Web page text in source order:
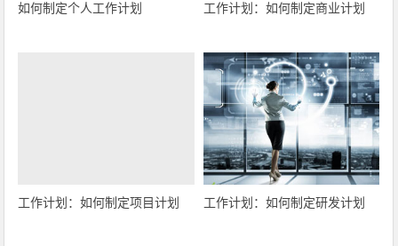
如何制定个人工作计划 工作计划：如何制定商业计划
工作计划：如何制定项目计划 工作计划：如何制定研发计划